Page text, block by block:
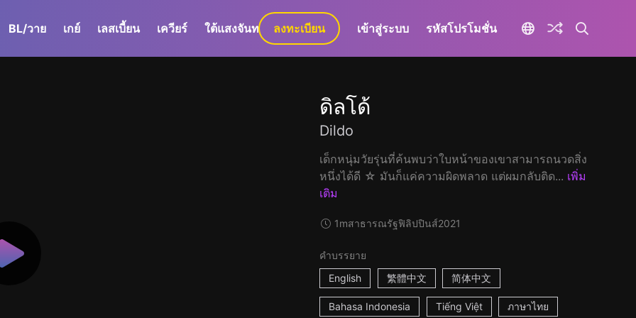
BL/วาย เกย์ เลสเบี้ยน เควียร์ ใต้แสงจันทร์ GaLa+
ลงทะเบียน เข้าสู่ระบบ รหัสโปรโมชั่น
ดิลโด้
Dildo
เด็กหนุ่มวัยรุ่นที่ค้นพบว่าใบหน้าของเขาสามารถนวดสิ่ง
หนึ่งได้ดี ☆ มันก็แค่ความผิดพลาด แต่ผมกลับติด... เพิ่ม
เติม
1mสาธารณรัฐฟิลิปปินส์2021
คำบรรยาย
English
繁體中文 简体中文
Bahasa Indonesia Tiếng Việt ภาษาไทย